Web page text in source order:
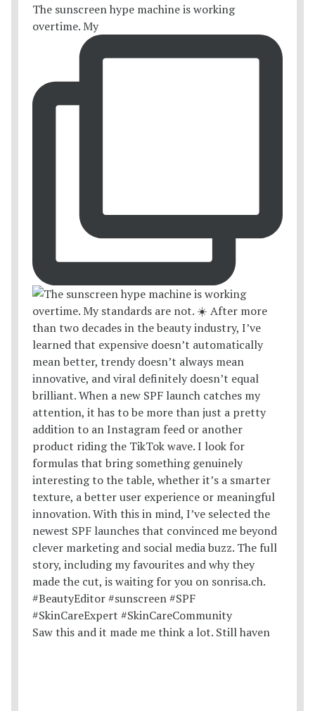
The sunscreen hype machine is working
overtime. My
Saw this and it made me think a lot. Still haven